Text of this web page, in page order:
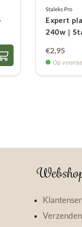
Staleks Pro
Expert
240w |
€2,95
Op